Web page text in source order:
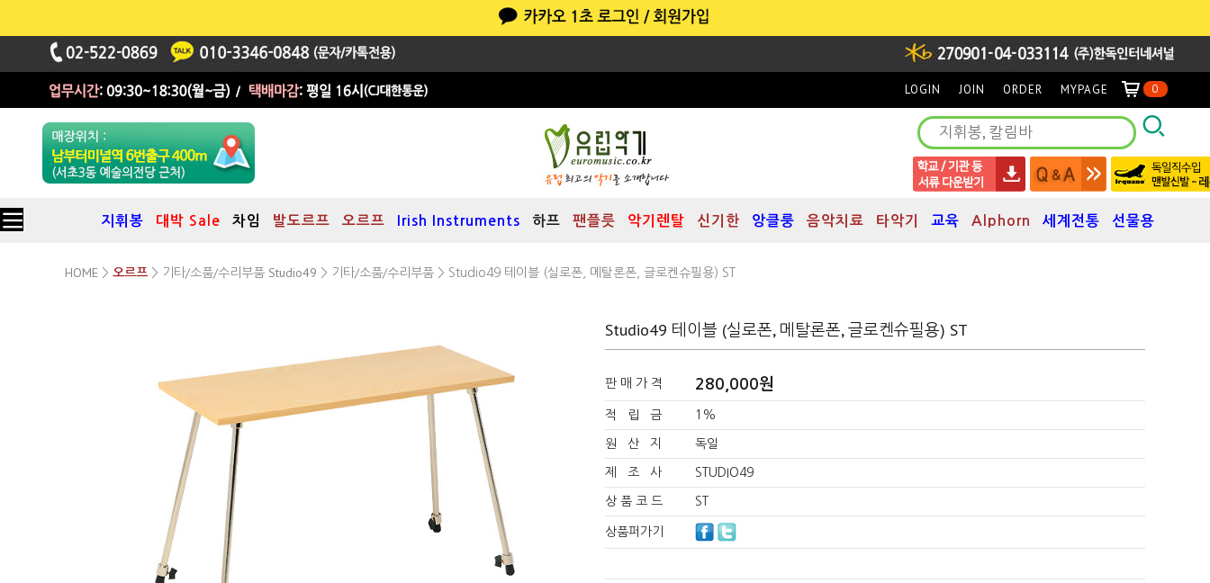
LOGIN JOIN ORDER MYPAGE 0
지휘봉 대박 Sale 차임 발도르프 오르프 Irish Instruments 하프 팬플릇 악기렌탈 신기한 앙클룽 음악치료 타악기 교육 Alphorn 세계전통 선물용
HOME > 오르프 > 기타/소품/수리부품 Studio49 > 기타/소품/수리부품 > Studio49 테이블 (실로폰, 메탈론폰, 글로켄슈필용) ST
Studio49 테이블 (실로폰, 메탈론폰, 글로켄슈필용) ST
판 매 가 격 280,000원
적 립 금 1%
원 산 지 독일
제 조 사 STUDIO49
상 품 코 드 ST
상품퍼가기